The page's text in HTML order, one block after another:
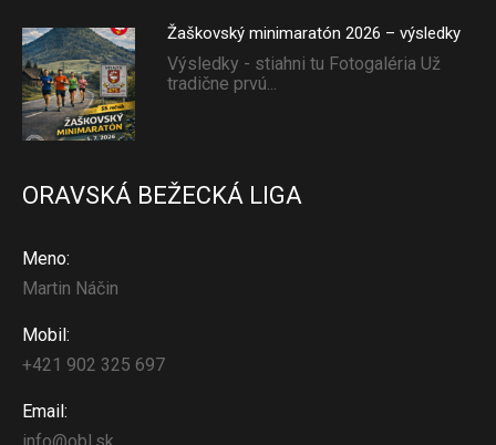
Žaškovský minimaratón 2026 – výsledky
Výsledky - stiahni tu Fotogaléria Už
tradične prvú...
ORAVSKÁ BEŽECKÁ LIGA
Meno:
Martin Náčin
Mobil:
+421 902 325 697
Email: